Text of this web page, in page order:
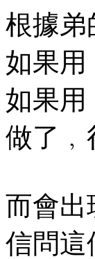
根據弟
如果用
如果用
做了﹐
而會出
信問這